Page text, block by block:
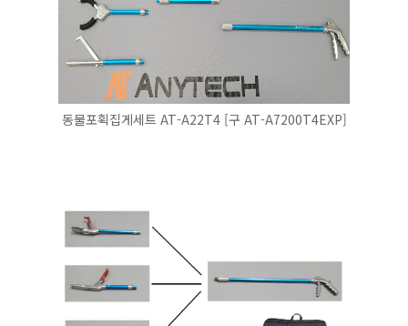
동물포획집게세트 AT-A22T4 [구 AT-A7200T4EXP]